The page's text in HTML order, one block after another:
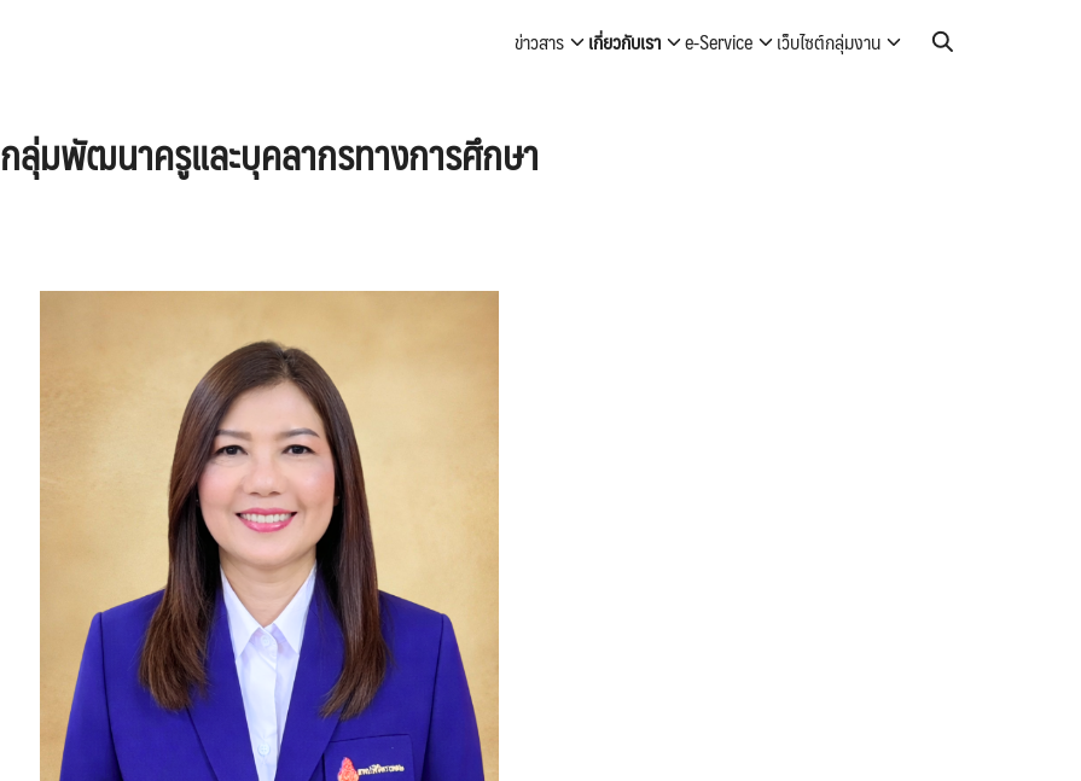
ข่าวสาร เกี่ยวกับเรา e-Service
เว็บไซต์กลุ่มงาน
กลุ่มพัฒนาครูและบุคลากรทางการศึกษา